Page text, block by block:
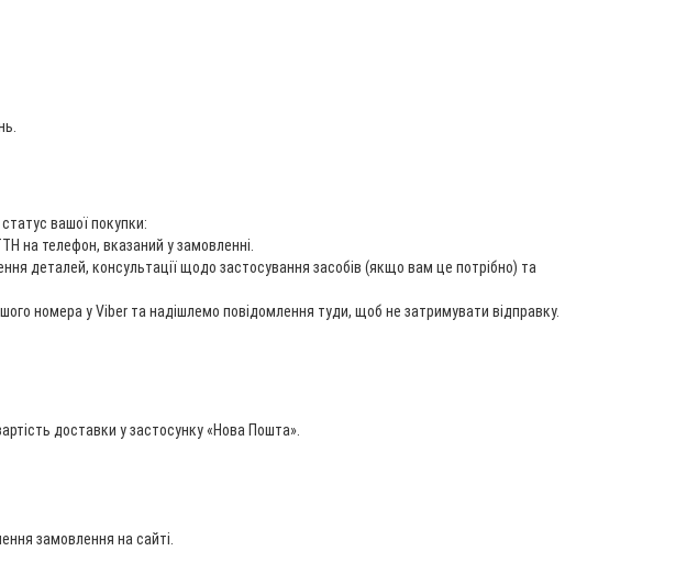
вашої покупки:
на телефон, вказаний у замовленні.
деталей, консультації щодо застосування засобів (якщо вам це потрібно) та
номера у Viber та надішлемо повідомлення туди, щоб не затримувати відправку.
доставки у застосунку «Нова Пошта».
замовлення на сайті.